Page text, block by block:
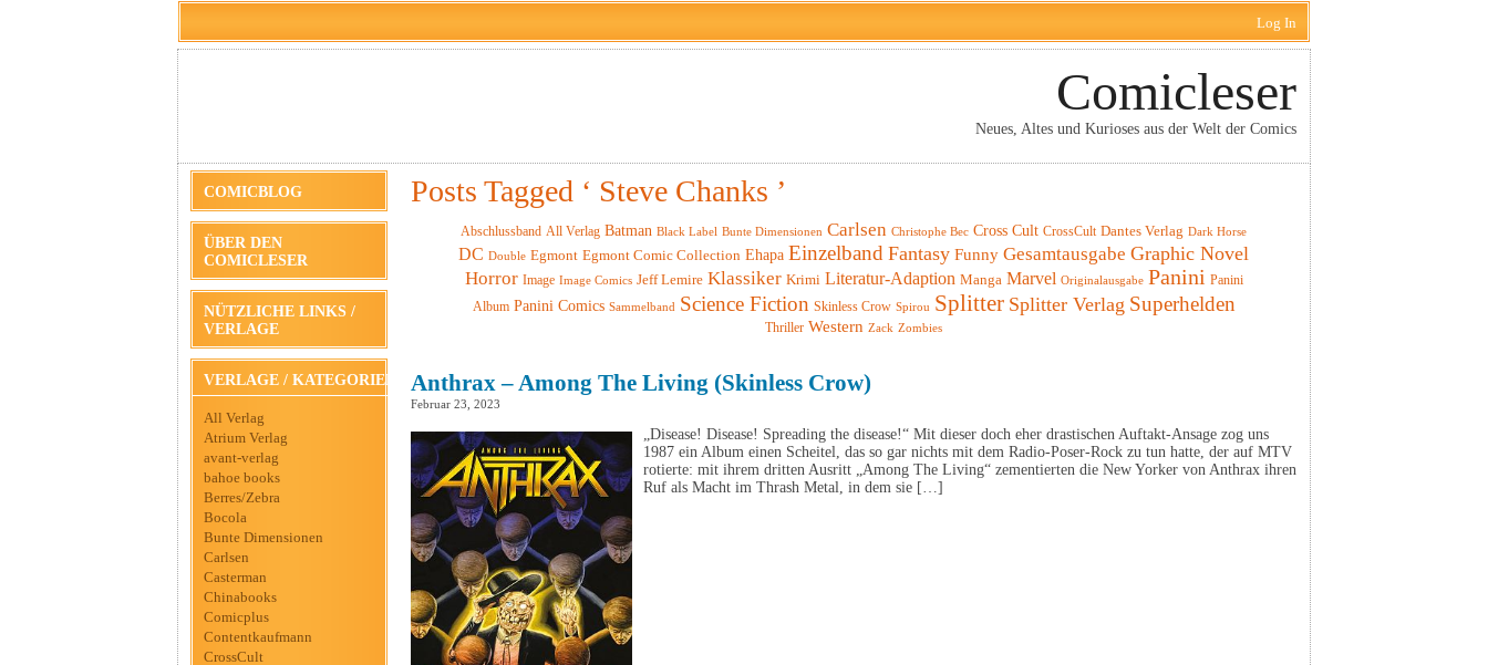
Log In
Comicleser
Neues, Altes und Kurioses aus der Welt der Comics
COMICBLOG
ÜBER DEN
COMICLESER
NÜTZLICHE LINKS /
VERLAGE
VERLAGE / KATEGORIEN
All Verlag
Atrium Verlag
avant-verlag
bahoe books
Berres/Zebra
Bocola
Bunte Dimensionen
Carlsen
Casterman
Chinabooks
Comicplus
Contentkaufmann
CrossCult
Posts Tagged ‘ Steve Chanks ’
Abschlussband All Verlag Batman Black Label Bunte Dimensionen Carlsen Christophe Bec Cross Cult CrossCult Dantes Verlag Dark Horse
DC Double Egmont Egmont Comic Collection Ehapa Einzelband Fantasy Funny Gesamtausgabe Graphic Novel
Horror Image Image Comics Jeff Lemire Klassiker Krimi Literatur-Adaption Manga Marvel Originalausgabe Panini Panini
Album Panini Comics Sammelband Science Fiction Skinless Crow Spirou Splitter Splitter Verlag Superhelden
Thriller Western Zack Zombies
Anthrax – Among The Living (Skinless Crow)
Februar 23, 2023
„Disease! Disease! Spreading the disease!“ Mit dieser doch eher drastischen Auftakt-Ansage zog uns
1987 ein Album einen Scheitel, das so gar nichts mit dem Radio-Poser-Rock zu tun hatte, der auf MTV
rotierte: mit ihrem dritten Ausritt „Among The Living“ zementierten die New Yorker von Anthrax ihren
Ruf als Macht im Thrash Metal, in dem sie […]